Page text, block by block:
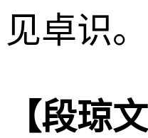
见卓识。
【段琼文